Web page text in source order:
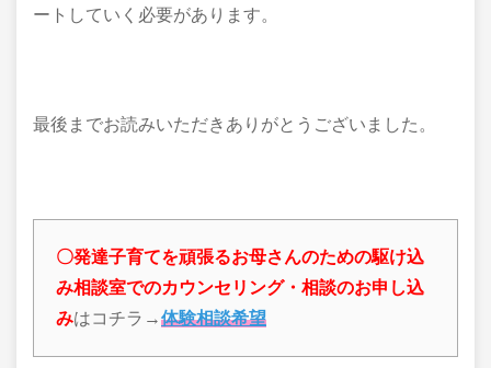
ートしていく必要があります。
最後までお読みいただきありがとうございました。
〇発達子育てを頑張るお母さんのための駆け込
み相談室でのカウンセリング・相談のお申し込
みはコチラ→体験相談希望